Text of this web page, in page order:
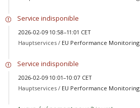
Service indisponible
2026-02-09 10:58–11:01 CET
Hauptservices / EU Performance Monitoring
Service indisponible
2026-02-09 10:01–10:07 CET
Hauptservices / EU Performance Monitoring